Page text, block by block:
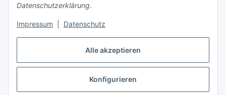
Alle akzeptieren
Konfigurieren
Datenschutzerklärung.
Impressum Datenschutz